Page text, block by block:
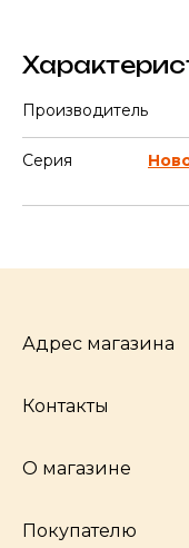
Производитель
Серия
Адрес магазина
Челябинск,
Контакты
О магазине
Наши истории
Покупателю